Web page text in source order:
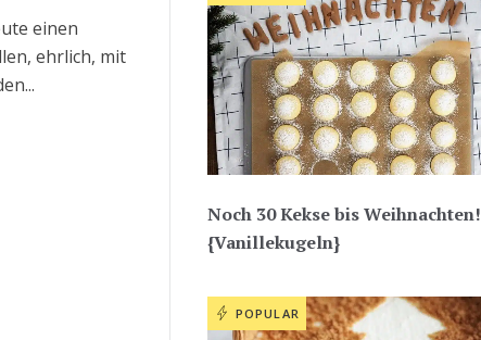
einen
ehrlich, mit
Noch 30 Kekse bis Weihnachten!
{Vanillekugeln}
POPULAR